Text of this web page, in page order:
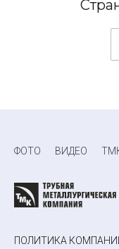
ФОТО ВИДЕО
ПОЛИТИКА